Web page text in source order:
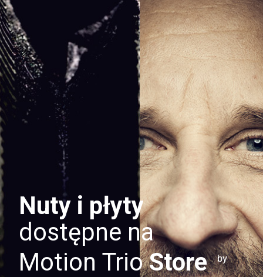
Nuty i płyty
dostępne na
Motion TrioStore by